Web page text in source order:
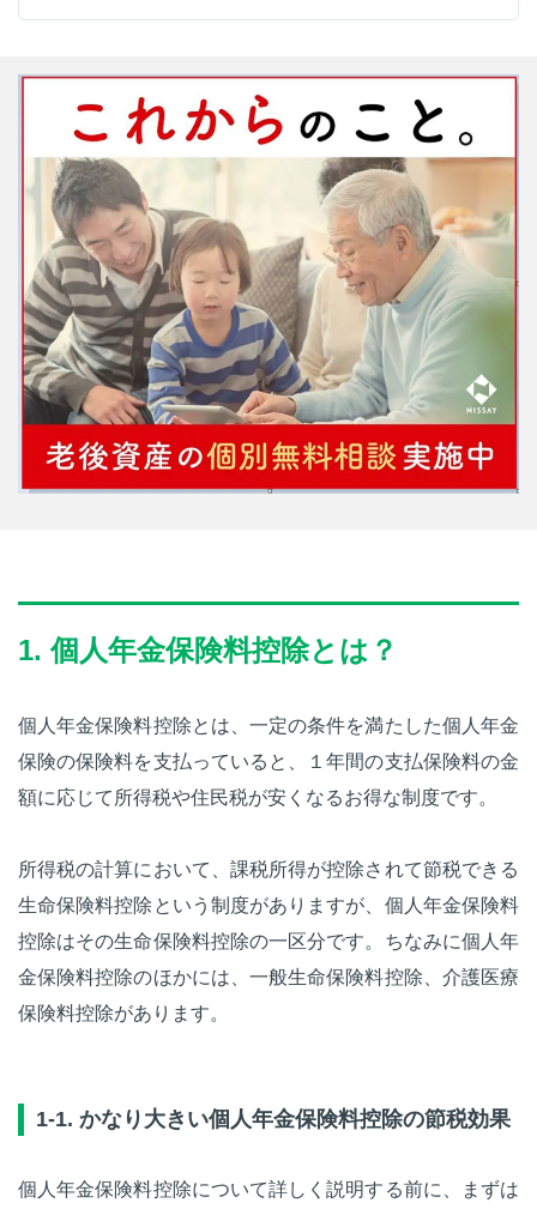
1. 個人年金保険料控除とは？
個人年金保険料控除とは、一定の条件を満たした個人年金
保険の保険料を支払っていると、１年間の支払保険料の金
額に応じて所得税や住民税が安くなるお得な制度です。
所得税の計算において、課税所得が控除されて節税できる
生命保険料控除という制度がありますが、個人年金保険料
控除はその生命保険料控除の一区分です。ちなみに個人年
金保険料控除のほかには、一般生命保険料控除、介護医療
保険料控除があります。
1-1. かなり大きい個人年金保険料控除の節税効果
個人年金保険料控除について詳しく説明する前に、まずは